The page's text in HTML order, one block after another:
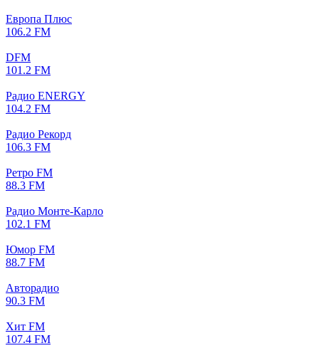
Европа Плюс
106.2 FM
DFM
101.2 FM
Радио ENERGY
104.2 FM
Радио Рекорд
106.3 FM
Ретро FM
88.3 FM
Радио Монте-Карло
102.1 FM
Юмор FM
88.7 FM
Авторадио
90.3 FM
Хит FM
107.4 FM